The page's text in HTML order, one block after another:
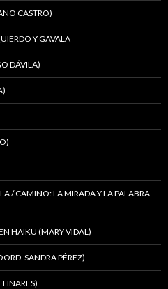
CASTRO)
Y GAVALA
DÁVILA)
/ CAMINO: LA MIRADA Y LA PALABRA
HAIKU (MARY VIDAL)
SANDRA PÉREZ)